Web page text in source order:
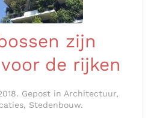
zijn
de rijken
Gepost in Architectuur,
Stedenbouw.